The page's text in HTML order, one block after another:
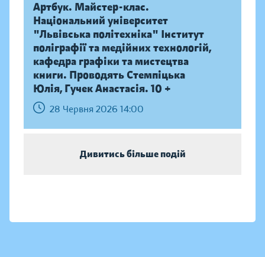
Артбук. Майстер-клас.
Національний університет
"Львівська політехніка" Інститут
поліграфії та медійних технологій,
кафедра графіки та мистецтва
книги. Проводять Стемпіцька
Юлія, Гучек Анастасія. 10 +
28 Червня 2026 14:00
Дивитись більше подій